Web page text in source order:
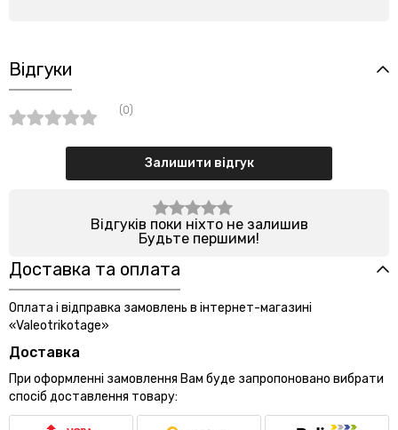
Відгуки
(0)
Залишити відгук
Відгуків поки ніхто не залишив
Будьте першими!
Доставка та оплата
Оплата і відправка замовлень в інтернет-магазині
«Valeotrikotage»
Доставка
При оформленні замовлення Вам буде запропоновано вибрати
спосіб доставлення товару: